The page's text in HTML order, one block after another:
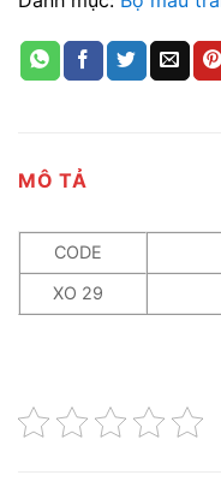
MÔ TẢ
CODE
XO 29